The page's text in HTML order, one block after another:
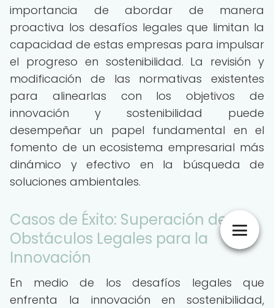
importancia de abordar de manera
proactiva los desafíos legales que limitan la
capacidad de estas empresas para impulsar
el progreso en sostenibilidad. La revisión y
modificación de las normativas existentes
para alinearlas con los objetivos de
innovación y sostenibilidad puede
desempeñar un papel fundamental en el
fomento de un ecosistema empresarial más
dinámico y efectivo en la búsqueda de
soluciones ambientales.
Casos de Éxito: Superación de
Obstáculos Legales para la
Innovación
En medio de los desafíos legales que
enfrenta la innovación en sostenibilidad,